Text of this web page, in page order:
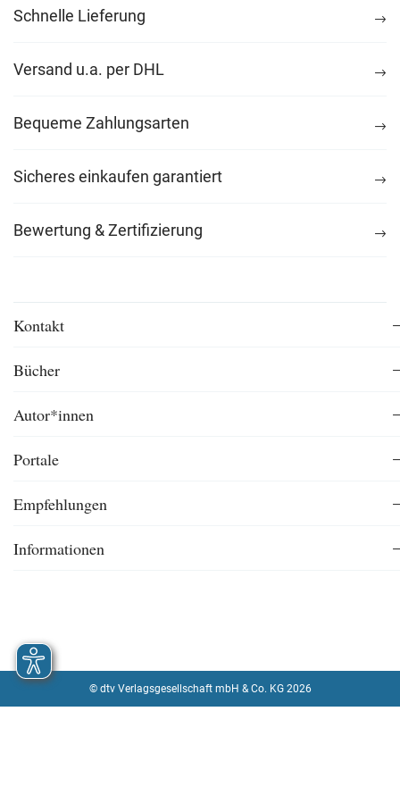
Schnelle Lieferung
Versand u.a. per DHL
Bequeme Zahlungsarten
Sicheres einkaufen garantiert
Bewertung & Zertifizierung
Kontakt
Bücher
Autor*innen
Portale
Empfehlungen
Informationen
© dtv Verlagsgesellschaft mbH & Co. KG 2026